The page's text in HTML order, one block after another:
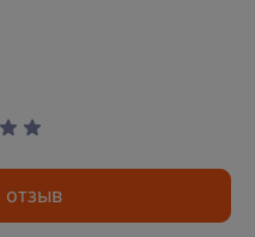
перегородки.
отзыв